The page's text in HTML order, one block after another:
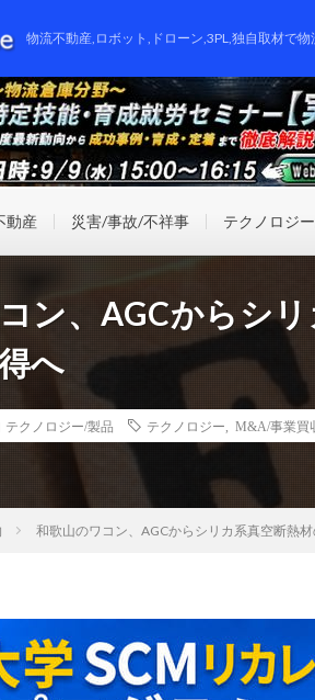
物流不動産,ロボット,ドローン,3PL,独自取材で
動産 災害/事故/不祥事 テクノロジ
ン、AGCからシ
へ
テクノロジー/製品 テクノロジー M&A/事業買
和歌山のワコン、AGCからシリカ系真空断熱